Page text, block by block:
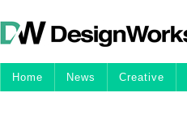
Home News Creative